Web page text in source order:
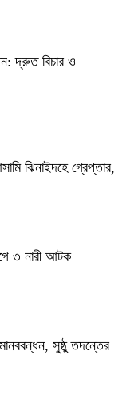
দ্রুত বিচার ও
ঝিনাইদহে গ্রেপ্তার,
৩ নারী আটক
সুষ্ঠু তদন্তের